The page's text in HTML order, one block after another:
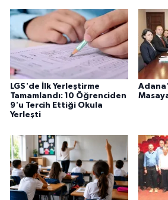
LGS'de İlk Yerleştirme
Tamamlandı: 10 Öğrenciden
9'u Tercih Ettiği Okula
Yerleşti